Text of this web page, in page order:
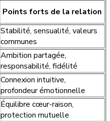
Points forts de la relation
Stabilité, sensualité, valeurs
communes
Ambition partagée,
responsabilité, fidélité
Connexion intuitive,
profondeur émotionnelle
Équilibre cœur-raison,
protection mutuelle